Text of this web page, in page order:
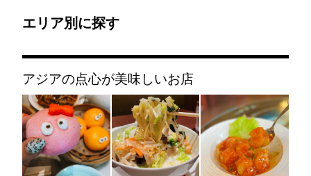
エリア別に探す
アジアの点心が美味しいお店